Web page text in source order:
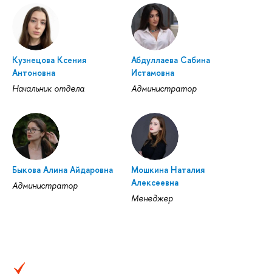
Кузнецова Ксения
Антоновна
Начальник отдела
Абдуллаева Сабина
Истамовна
Администратор
Быкова Алина Айдаровна
Администратор
Мошкина Наталия
Алексеевна
Менеджер